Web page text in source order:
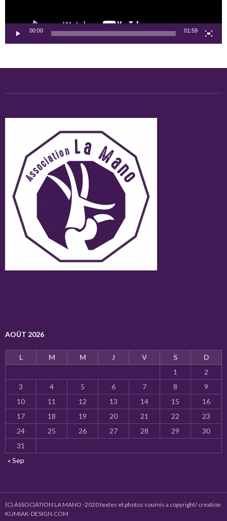
00:00 01:59
AOÛT 2026
L M M J V S
D
1
2
3
4 5 6 7 8
9
10
11 12 13 14 15
16
17
18 19 20 21 22
23
24
25 26 27 28 29
30
31
« Sep
(C) ASSOCIATION LA MANO -2020 textes et photos soumis a copyright/ creation
KUMIAK-DESIGN.COM